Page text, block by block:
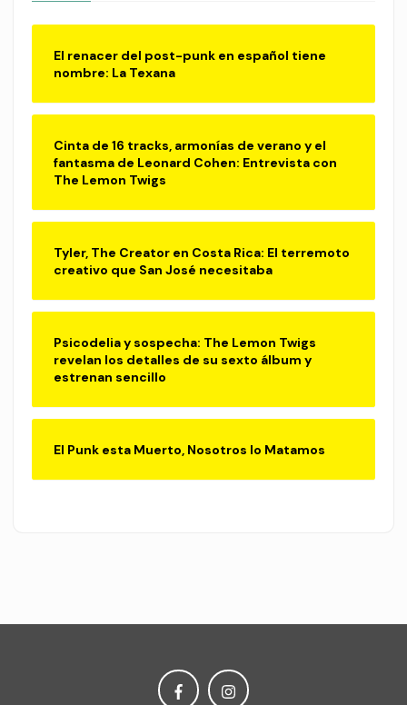
El renacer del post-punk en español tiene
nombre: La Texana
Cinta de 16 tracks, armonías de verano y el
fantasma de Leonard Cohen: Entrevista con
The Lemon Twigs
Tyler, The Creator en Costa Rica: El terremoto
creativo que San José necesitaba
Psicodelia y sospecha: The Lemon Twigs
revelan los detalles de su sexto álbum y
estrenan sencillo
El Punk esta Muerto, Nosotros lo Matamos